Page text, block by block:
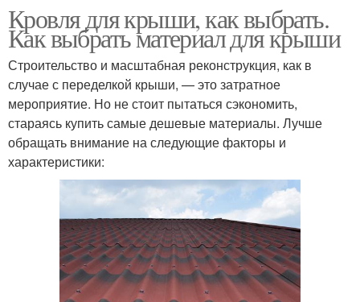
Кровля для крыши, как выбрать.
Как выбрать материал для крыши
Строительство и масштабная реконструкция, как в
случае с переделкой крыши, — это затратное
мероприятие. Но не стоит пытаться сэкономить,
стараясь купить самые дешевые материалы. Лучше
обращать внимание на следующие факторы и
характеристики: